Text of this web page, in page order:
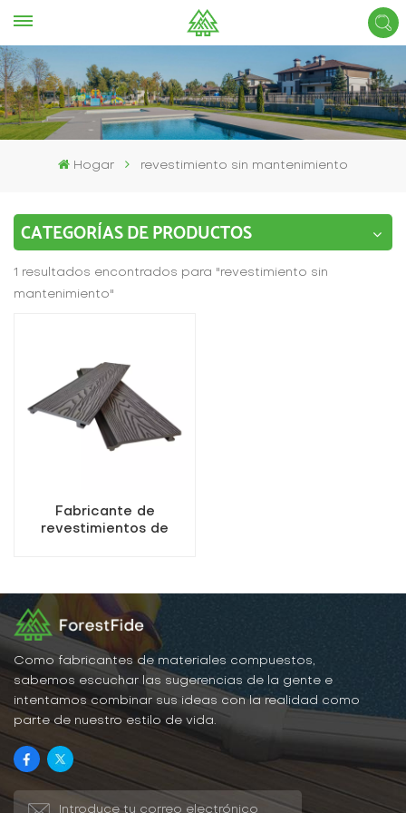
Hogar revestimiento sin mantenimiento
CATEGORÍAS DE PRODUCTOS
1 resultados encontrados para "revestimiento sin
mantenimiento"
Fabricante de
revestimientos de
Como fabricantes de materiales compuestos,
sabemos escuchar las sugerencias de la gente e
intentamos combinar sus ideas con la realidad como
parte de nuestro estilo de vida.